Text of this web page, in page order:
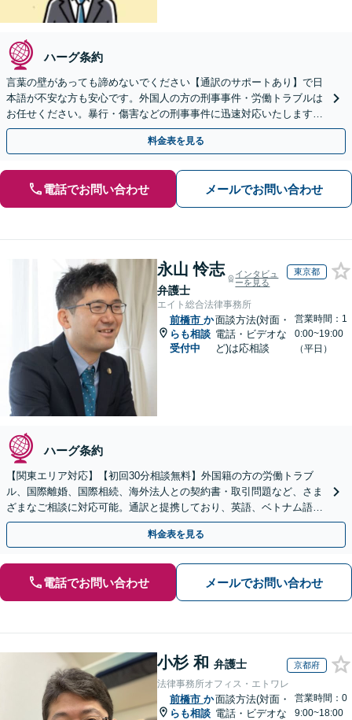
ハーグ条約
言葉の壁があっても諦めないでください【通訳のサポートあり】で日
本語が不安な方も安心です。外国人の方の刑事事件・労働トラブルは
お任せください。暴行・傷害などの刑事事件に迅速対応いたします。
【事前予約で休日・夜間面談可】
料金表を見る
電話でお問い合わせ メールでお問い合わせ
永山 怜志
弁護士
インタビュ
ーを見る
東京都
エイト総合法律事務所
前橋市 か
らも相談
受付中
面談方法(対面・
電話・ビデオな
ど)は応相談
営業時間：1
0:00~19:00
（平日）
ハーグ条約
【関東エリア対応】【初回30分相談無料】外国籍の方の労働トラブ
ル、国際離婚、国際相続、海外法人との契約書・取引問題など、さま
ざまなご相談に対応可能。通訳と提携しており、英語、ベトナム語、
中国語、タイ語等対応可能です（通訳料別途）。
料金表を見る
電話でお問い合わせ メールでお問い合わせ
小杉 和 弁護士 京都府
法律事務所オフィス・エトワレ
前橋市 か
らも相談
面談方法(対面・
電話・ビデオな
営業時間：0
9:00~18:00